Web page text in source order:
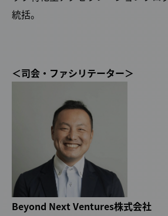
統括。
＜司会・ファシリテーター＞
Beyond Next Ventures株式会社